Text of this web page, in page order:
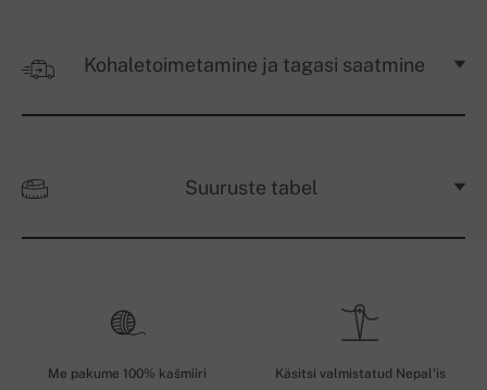
Kohaletoimetamine ja tagasi saatmine
Suuruste tabel
Me pakume 100% kašmiiri Käsitsi valmistatud Nepal'is